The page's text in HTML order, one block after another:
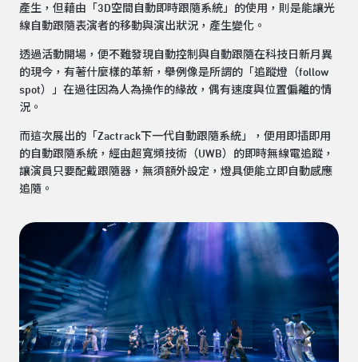
產生，但藉由「3D空間自動即時跟隨系統」的使用，則是能讓光
線自動跟隨表演者的移動與演出狀況，產生變化。
透過活動開場，便不難發現自動控制與自動跟隨在科技日新月異
的現今，有著什麼樣的革新，舉例像是所謂的「追蹤燈（follow
spot）」在過往因為人為操作的緣故，偶有速度與位置偏離的情
況。
而這次展出的「Zactrack下一代自動跟隨系統」，便用即插即用
的自動跟隨系統，經由超寬頻技術（UWB）的即時無線電追蹤，
讓演員只要配戴跟隨器，無須額外設定，燈具便能立即自動感應
追隨。